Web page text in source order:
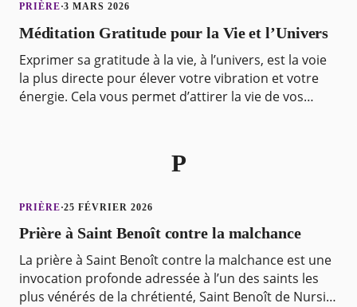
PRIÈRE·3 MARS 2026
Méditation Gratitude pour la Vie et l’Univers
Exprimer sa gratitude à la vie, à l’univers, est la voie
la plus directe pour élever votre vibration et votre
énergie. Cela vous permet d’attirer la vie de vos
P
PRIÈRE·25 FÉVRIER 2026
Prière à Saint Benoît contre la malchance
La prière à Saint Benoît contre la malchance est une
invocation profonde adressée à l’un des saints les
plus vénérés de la chrétienté, Saint Benoît de Nursie.